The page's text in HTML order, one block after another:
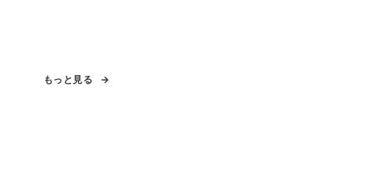
もっと見る